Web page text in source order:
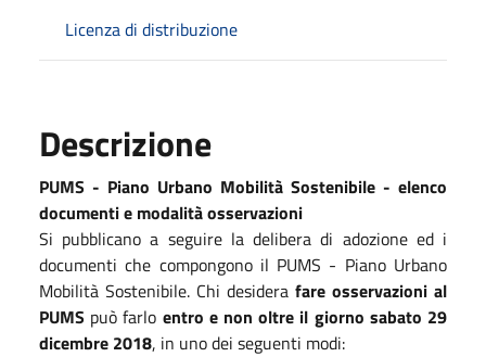
Licenza di distribuzione
Descrizione
PUMS - Piano Urbano Mobilità Sostenibile - elenco
documenti e modalità osservazioni
Si pubblicano a seguire la delibera di adozione ed i
documenti che compongono il PUMS - Piano Urbano
Mobilità Sostenibile. Chi desidera fare osservazioni al
PUMS può farlo entro e non oltre il giorno sabato 29
dicembre 2018, in uno dei seguenti modi: